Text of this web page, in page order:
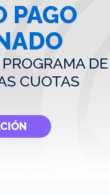
PAGO
DE
CUOTAS